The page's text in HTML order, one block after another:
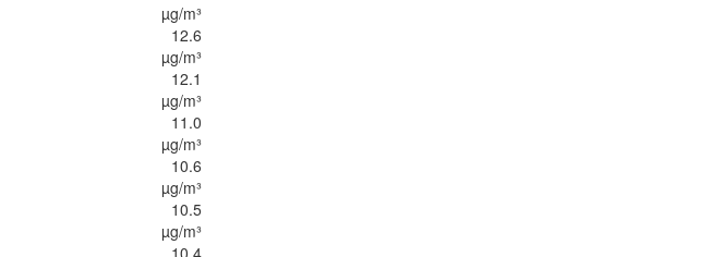
µg/m³
12.6
µg/m³
12.1
µg/m³
11.0
µg/m³
10.6
µg/m³
10.5
µg/m³
10.4